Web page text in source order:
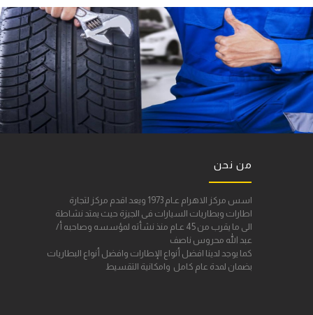
من نحن
اسس مركز الاهرام عـام 1973 ويعد اقدم مركز لتجارة
اطارات وبطاريات السيارات فى الجيزة حيث يمتد نشاطة
الى ما يقرب من 45 عـام منذ نشأته لمؤسسه وصاحبه أ/
عبد الله محروس ناصف
كما يوجد لدينا افضل أنواع الإطارات وافضل أنواع البطاريات
بضمان لمدة عام كامل وامكانية التقسيط